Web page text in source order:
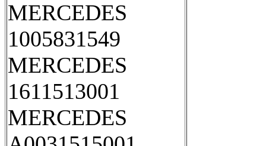
MERCEDES
1005831549
MERCEDES
1611513001
MERCEDES